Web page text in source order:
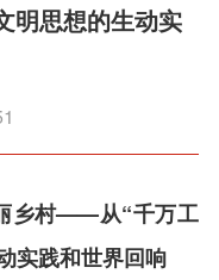
明思想的生动实
乡村——从“千万工
实践和世界回响